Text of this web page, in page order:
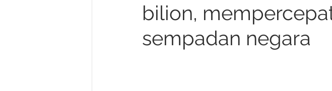
bilion,
sempadan negara